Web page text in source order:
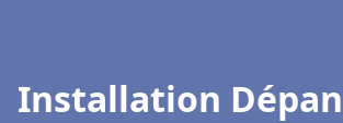
Installation